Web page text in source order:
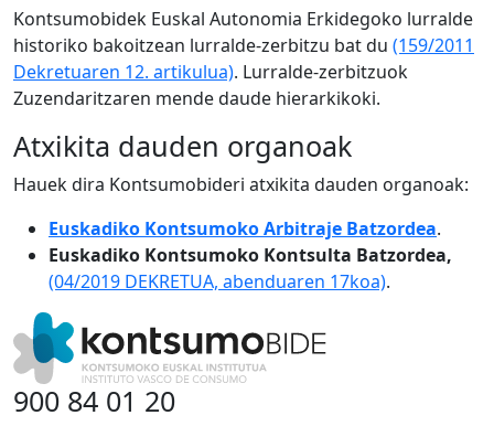
Kontsumobidek Euskal Autonomia Erkidegoko lurralde
historiko bakoitzean lurralde-zerbitzu bat du (159/2011
Dekretuaren 12. artikulua). Lurralde-zerbitzuok
Zuzendaritzaren mende daude hierarkikoki.
Atxikita dauden organoak
Hauek dira Kontsumobideri atxikita dauden organoak:
Euskadiko Kontsumoko Arbitraje Batzordea.
Euskadiko Kontsumoko Kontsulta Batzordea,
(04/2019 DEKRETUA, abenduaren 17koa).
900 84 01 20